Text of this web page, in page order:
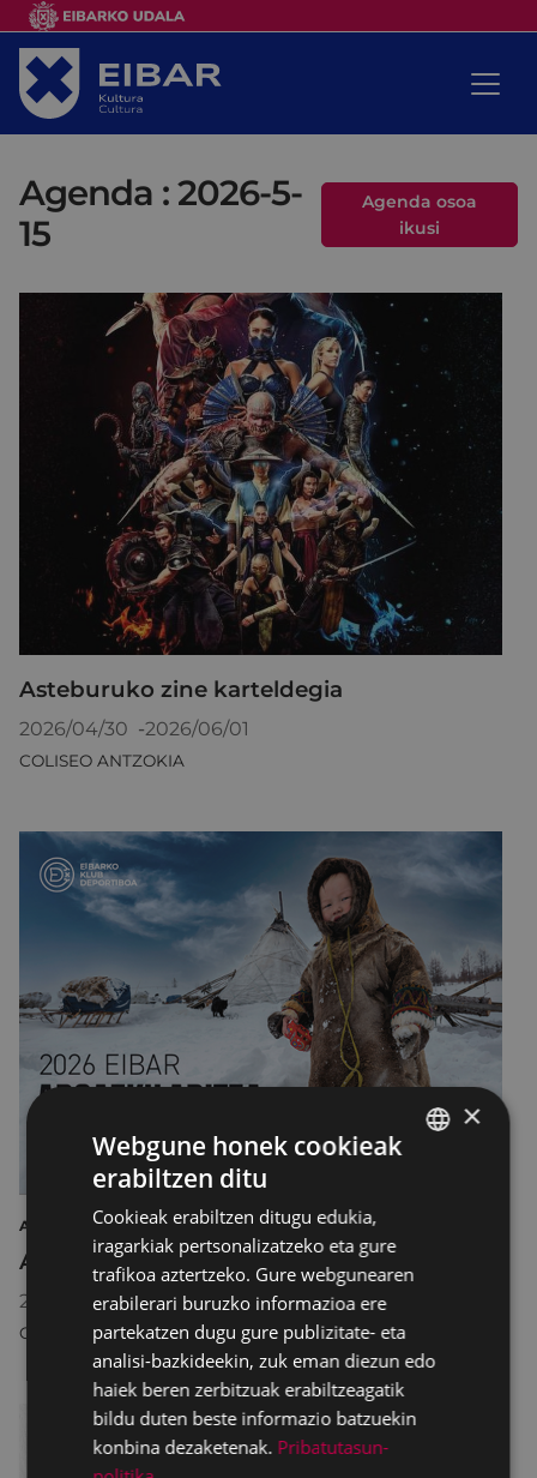
Agenda : 2026-5-
15
Agenda osoa
ikusi
Asteburuko zine karteldegia
2026/04/30 -2026/06/01
COLISEO ANTZOKIA
ARTEA ERAKUSKETA ARGAZKILARITZA
Argazkilaritza Maiatzean
2026/05/0818:30 -2026/05/3120:30
COLISEO ANTZOKIA
×
Webgune honek cookieak
erabiltzen ditu
Cookieak erabiltzen ditugu edukia,
iragarkiak pertsonalizatzeko eta gure
trafikoa aztertzeko. Gure webgunearen
erabilerari buruzko informazioa ere
partekatzen dugu gure publizitate- eta
analisi-bazkideekin, zuk eman diezun edo
haiek beren zerbitzuak erabiltzeagatik
bildu duten beste informazio batzuekin
konbina dezaketenak. Pribatutasun-